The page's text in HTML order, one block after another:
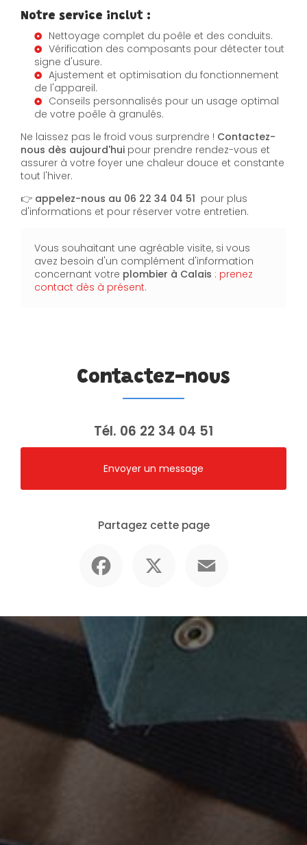
Notre service inclut :
Nettoyage complet du poêle et des conduits.
Vérification des composants pour détecter tout
signe d'usure.
Ajustement et optimisation du fonctionnement
de l'appareil.
Conseils personnalisés pour un usage optimal
de votre poêle à granulés.
Ne laissez pas le froid vous surprendre ! Contactez-
nous dès aujourd'hui pour prendre rendez-vous et
assurer à votre foyer une chaleur douce et constante
tout l'hiver.
👉 appelez-nous au 06 22 34 04 51 pour plus
d'informations et pour réserver votre entretien.
Vous souhaitant une agréable visite, si vous
avez besoin d'un complément d'information
concernant votre plombier à Calais : prenez
contact dès à présent.
Contactez-nous
Tél. 06 22 34 04 51
Envoyer un message
Partagez cette page